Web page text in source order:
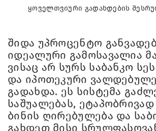
ყოველთვიური გადახდების
შიდა უპროცენტო
იდეალური გამოსავალია
ვისაც არ სურს საბანკო
და იპოთეკური
გადახდა. ეს სისტემა
საშუალებას,
ბინის ღირებულება და
გახდეთ მისი